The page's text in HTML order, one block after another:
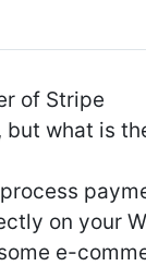
of Stripe
what is
on your
e-